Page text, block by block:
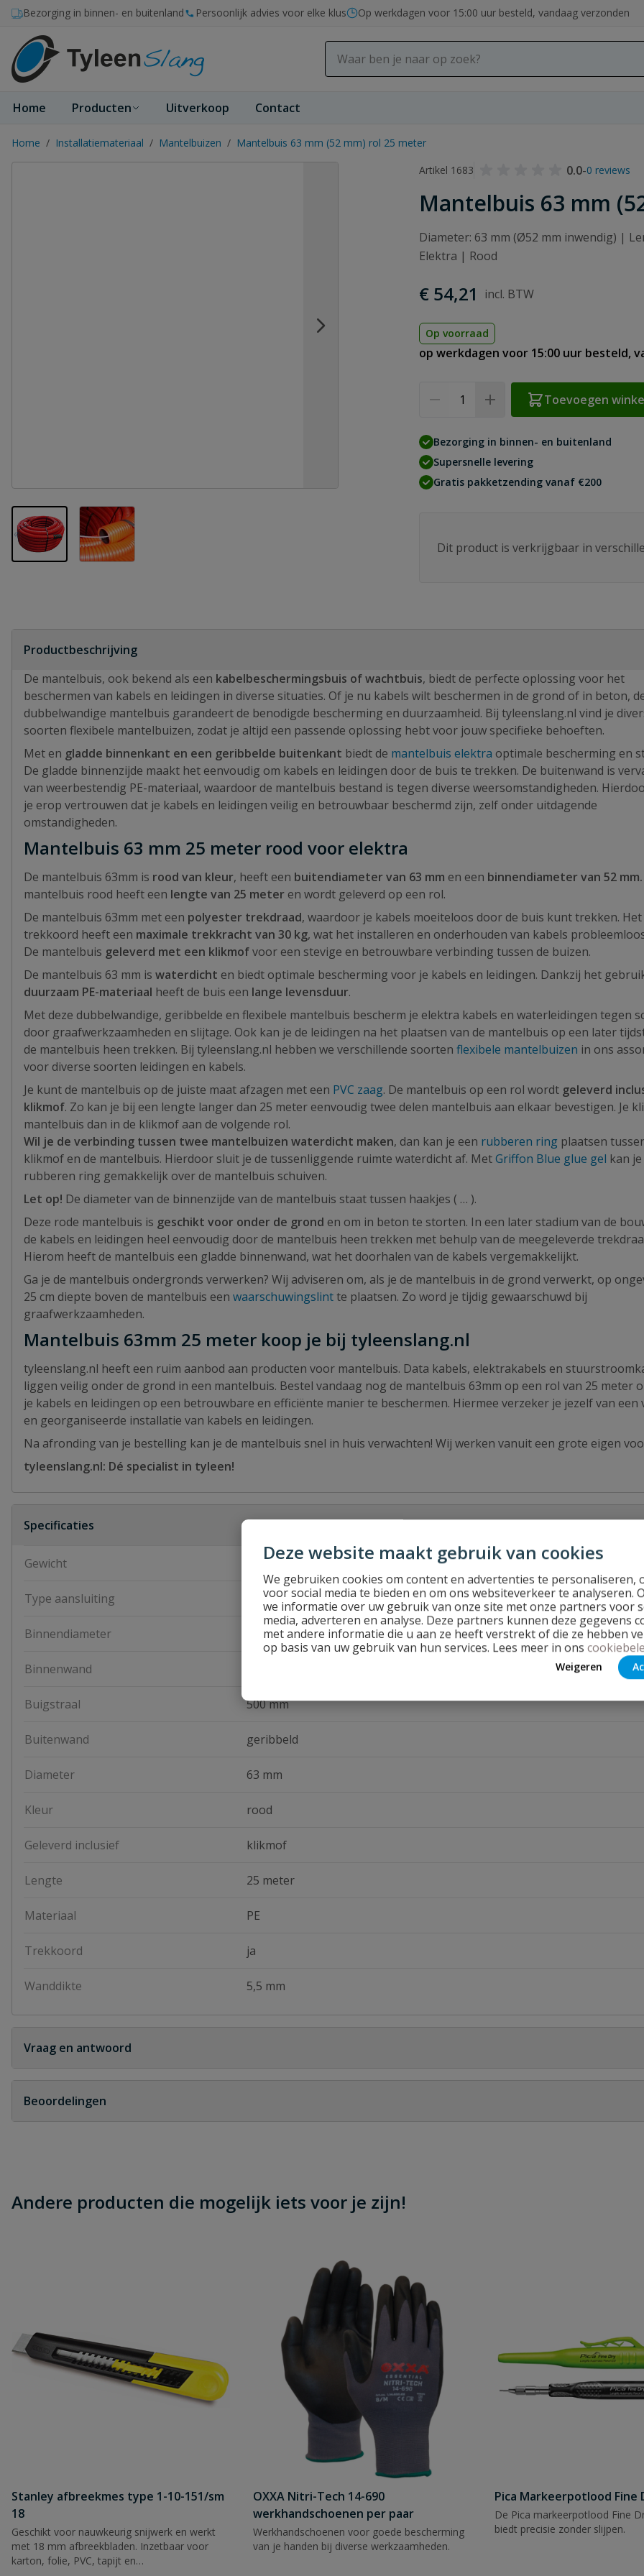
Deze website maakt gebruik van cookies
We gebruiken cookies om content en advertenties te personaliseren,
voor social media te bieden en om ons websiteverkeer te analyseren.
we informatie over uw gebruik van onze site met onze partners voor
media, adverteren en analyse. Deze partners kunnen deze gegevens
met andere informatie die u aan ze heeft verstrekt of die ze hebben
op basis van uw gebruik van hun services. Lees meer in ons
Weigeren
Ga naar de inhoud
Bezorging in binnen- en buitenland Persoonlijk advies voor elke klus Op werkdagen voor 15:00 uur besteld, vandaag verzonden
Home Producten Uitverkoop Contact
Home / Installatiemateriaal / Mantelbuizen / Mantelbuis 63 mm (52 mm) rol 25 meter
Artikel 1683
0.0-0 reviews
Mantelbuis 63 mm
View larger imageView larger image
Diameter: 63 mm (Ø52 mm inwendig) |
Elektra | Rood
€ 54,21
Op voorraad
op werkdagen voor 15:00 uur besteld,
Toevoegen
Bezorging in binnen- en buitenland
Supersnelle levering
Gratis pakketzending vanaf €200
Dit product is verkrijgbaar in
Productbeschrijving
De mantelbuis, ook bekend als een kabelbeschermingsbuis of wachtbuis, biedt de perfecte oplossing voor het
beschermen van kabels en leidingen in diverse situaties. Of je nu kabels wilt beschermen in de grond of in beton,
dubbelwandige mantelbuis garandeert de benodigde bescherming en duurzaamheid. Bij tyleenslang.nl vind je
soorten flexibele mantelbuizen, zodat je altijd een passende oplossing hebt voor jouw specifieke behoeften.
Met en gladde binnenkant en een geribbelde buitenkant biedt de mantelbuis elektra optimale bescherming en
De gladde binnenzijde maakt het eenvoudig om kabels en leidingen door de buis te trekken. De buitenwand is
van weerbestendig PE-materiaal, waardoor de mantelbuis bestand is tegen diverse weersomstandigheden.
je erop vertrouwen dat je kabels en leidingen veilig en betrouwbaar beschermd zijn, zelf onder uitdagende
omstandigheden.
Mantelbuis 63 mm 25 meter rood voor elektra
De mantelbuis 63mm is rood van kleur, heeft een buitendiameter van 63 mm en een binnendiameter van 52 mm.
mantelbuis rood heeft een lengte van 25 meter en wordt geleverd op een rol.
De mantelbuis 63mm met een polyester trekdraad, waardoor je kabels moeiteloos door de buis kunt trekken. Het
trekkoord heeft een maximale trekkracht van 30 kg, wat het installeren en onderhouden van kabels
De mantelbuis geleverd met een klikmofvoor een stevige en betrouwbare verbinding tussen de buizen.
De mantelbuis 63 mm is waterdicht en biedt optimale bescherming voor je kabels en leidingen. Dankzij het
duurzaam PE-materiaal heeft de buis een lange levensduur.
Met deze dubbelwandige, geribbelde en flexibele mantelbuis bescherm je elektra kabels en waterleidingen tegen
door graafwerkzaamheden en slijtage. Ook kan je de leidingen na het plaatsen van de mantelbuis op een later
de mantelbuis heen trekken. Bij tyleenslang.nl hebben we verschillende soorten flexibele mantelbuizen in ons
voor diverse soorten leidingen en kabels.
Je kunt de mantelbuis op de juiste maat afzagen met een PVC zaag. De mantelbuis op een rol wordt geleverd
klikmof. Zo kan je bij een lengte langer dan 25 meter eenvoudig twee delen mantelbuis aan elkaar bevestigen. Je
mantelbuis dan in de klikmof aan de volgende rol.
Wil je de verbinding tussen twee mantelbuizen waterdicht maken, dan kan je een rubberen ring plaatsen
klikmof en de mantelbuis. Hierdoor sluit je de tussenliggende ruimte waterdicht af. MetGriffon Blue glue gel kan
rubberen ring gemakkelijk over de mantelbuis schuiven.
Let op! De diameter van de binnenzijde van de mantelbuis staat tussen haakjes ( … ).
Deze rode mantelbuis is geschikt voor onder de grond en om in beton te storten. In een later stadium van de
de kabels en leidingen heel eenvoudig door de mantelbuis heen trekken met behulp van de meegeleverde
Hierom heeft de mantelbuis een gladde binnenwand, wat het doorhalen van de kabels vergemakkelijkt.
Ga je de mantelbuis ondergronds verwerken? Wij adviseren om, als je de mantelbuis in de grond verwerkt, op
25 cm diepte boven de mantelbuis een waarschuwingslintte plaatsen. Zo word je tijdig gewaarschuwd bij
graafwerkzaamheden.
Mantelbuis 63mm 25 meter koop je bij tyleenslang.nl
tyleenslang.nl heeft een ruim aanbod aan producten voor mantelbuis. Data kabels, elektrakabels en
liggen veilig onder de grond in een mantelbuis. Bestel vandaag nog de mantelbuis 63mm op een rol van 25 meter
je kabels en leidingen op een betrouwbare en efficiënte manier te beschermen. Hiermee verzeker je jezelf van een
en georganiseerde installatie van kabels en leidingen.
Na afronding van je bestelling kan je de mantelbuis snel in huis verwachten! Wij werken vanuit een grote eigen
tyleenslang.nl: Dé specialist in tyleen!
Specificaties
Gewicht 5,25 kg
Type aansluiting klik
Binnendiameter 52 mm
Binnenwand
Buigstraal 500 mm
Buitenwand geribbeld
Diameter 63 mm
Kleur rood
Geleverd inclusief klikmof
Lengte 25 meter
Materiaal PE
Trekkoord ja
Wanddikte 5,5 mm
Vraag en antwoord
Geen vragen
Beoordelingen
Naam
Beoordeling versturen
Andere producten die mogelijk iets voor je zijn!
Stanley afbreekmes type 1-10-151/sm
18
Geschikt voor nauwkeurig snijwerk en werkt
met 18 mm afbreekbladen. Inzetbaar voor
karton, folie, PVC, tapijt en
OXXA Nitri-Tech 14-690
werkhandschoenen per paar
Werkhandschoenen voor goede bescherming
van je handen bij diverse werkzaamheden.
Pica Markeerpotlood Fine
De Pica markeerpotlood Fine
biedt precisie zonder slijpen.